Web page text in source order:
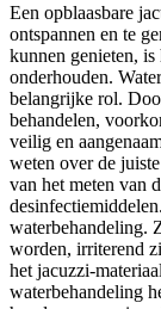
Een opblaasbare
ontspannen en te
kunnen genieten,
onderhouden.
belangrijke rol.
behandelen,
veilig en
weten over de
van het meten van
waterbehandeling.
worden, irriterend
het jacuzzi-
waterbehandeling